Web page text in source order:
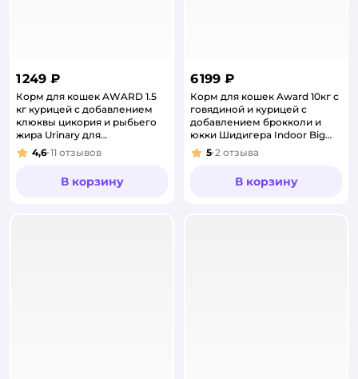
1 249 ₽
Корм для кошек AWARD 1.5
кг курицей с добавлением
клюквы цикория и рыбьего
жира Urinary для
профилактики сухой
Рейтинг:
4,6 11 отзывов
В корзину
6 199 ₽
Корм для кошек Award 10кг с
говядиной и курицей с
добавлением брокколи и
юкки Шидигера Indoor Big
cats для взрослых крупных
поро
Рейтинг:
5 2 отзыва
В корзину